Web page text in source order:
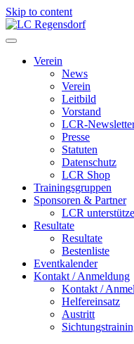
Skip to content
LCVerein
News
Verein
Leitbild
Vorstand
LCR-
Presse
Statuten
Datenschutz
LCR Shop
Trainingsgruppen
Sponsoren & Partner
LCR
Resultate
Resultate
Bestenliste
Eventkalender
Kontakt / Anmeldung
Kontakt /
Helfereinsatz
Austritt